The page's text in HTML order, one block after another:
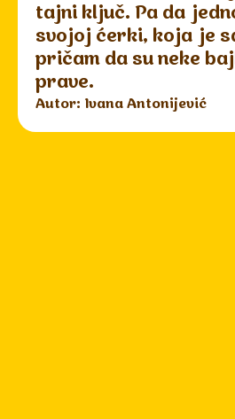
tajni ključ. Pa da
svojoj ćerki, koja je
pričam da su neke
prave.
Autor: Ivana Antonijević